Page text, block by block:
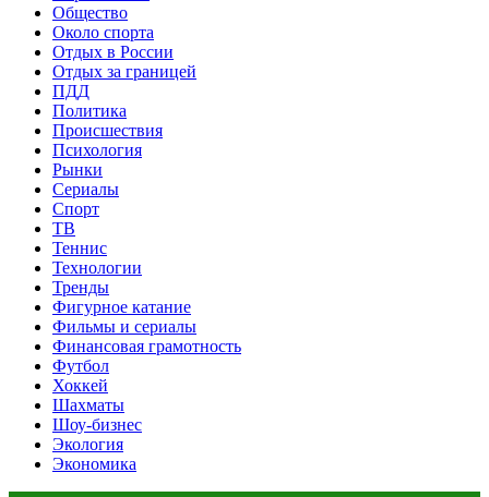
Общество
Около спорта
Отдых в России
Отдых за границей
ПДД
Политика
Происшествия
Психология
Рынки
Сериалы
Спорт
ТВ
Теннис
Технологии
Тренды
Фигурное катание
Фильмы и сериалы
Финансовая грамотность
Футбол
Хоккей
Шахматы
Шоу-бизнес
Экология
Экономика